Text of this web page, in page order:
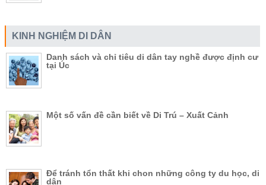
KINH NGHIỆM DI DÂN
Danh sách và chỉ tiêu di dân tay nghề được định cư
tại Úc
Một số vấn đề cần biết về Di Trú – Xuất Cảnh
Để tránh tổn thất khi chon những công ty du học, di
dân